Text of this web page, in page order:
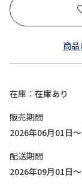
商
在庫
在庫あり
販売期間
2026年06月01日
配送期間
2026年09月01日